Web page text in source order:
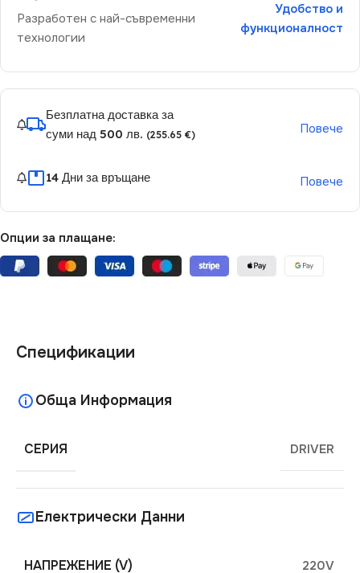
Разработен с най-съвременни
технологии
Удобство и
функционалност
Безплатна доставка за
суми над 500 лв. (255.65 €) Повече
14 Дни за връщане Повече
Опции за плащане:
Спецификации
Обща Информация
СЕРИЯ DRIVER
Електрически Данни
НАПРЕЖЕНИЕ (V) 220V